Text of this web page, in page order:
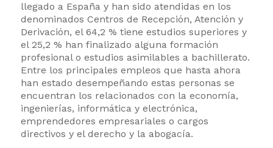
llegado a España y han sido atendidas en los
denominados Centros de Recepción, Atención y
Derivación, el 64,2 % tiene estudios superiores y
el 25,2 % han finalizado alguna formación
profesional o estudios asimilables a bachillerato.
Entre los principales empleos que hasta ahora
han estado desempeñando estas personas se
encuentran los relacionados con la economía,
ingenierías, informática y electrónica,
emprendedores empresariales o cargos
directivos y el derecho y la abogacía.